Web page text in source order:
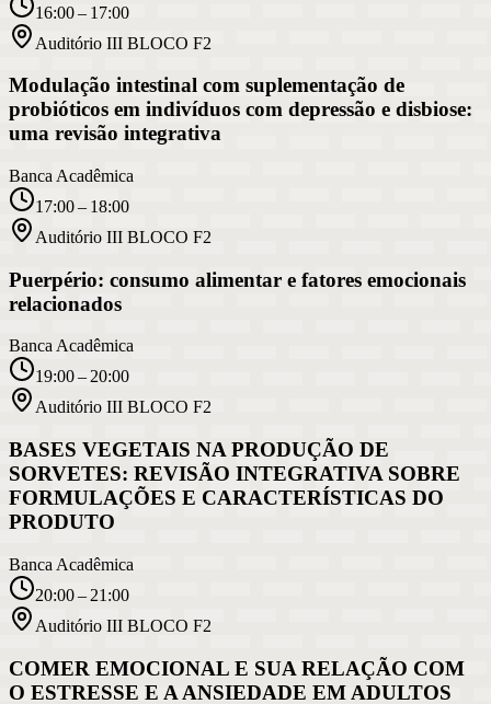
16:00 – 17:00
Auditório III BLOCO F2
Modulação intestinal com suplementação de
probióticos em indivíduos com depressão e disbiose:
uma revisão integrativa
Banca Acadêmica
17:00 – 18:00
Auditório III BLOCO F2
Puerpério: consumo alimentar e fatores emocionais
relacionados
Banca Acadêmica
19:00 – 20:00
Auditório III BLOCO F2
BASES VEGETAIS NA PRODUÇÃO DE
SORVETES: REVISÃO INTEGRATIVA SOBRE
FORMULAÇÕES E CARACTERÍSTICAS DO
PRODUTO
Banca Acadêmica
20:00 – 21:00
Auditório III BLOCO F2
COMER EMOCIONAL E SUA RELAÇÃO COM
O ESTRESSE E A ANSIEDADE EM ADULTOS